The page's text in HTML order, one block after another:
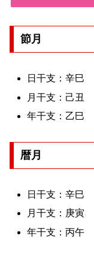
節月
日干支：辛巳
月干支：己丑
年干支：乙巳
暦月
日干支：辛巳
月干支：庚寅
年干支：丙午